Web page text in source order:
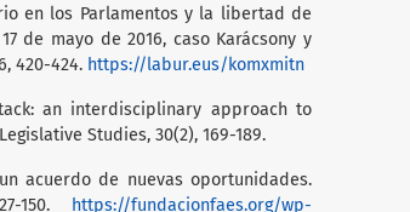
en los Parlamentos y la libertad de
de mayo de 2016, caso Karácsony y
420-424. https://labur.eus/komxmitn
an interdisciplinary approach to
Studies, 30(2), 169-189.
acuerdo de nuevas oportunidades.
150.
https://fundacionfaes.org/wp-